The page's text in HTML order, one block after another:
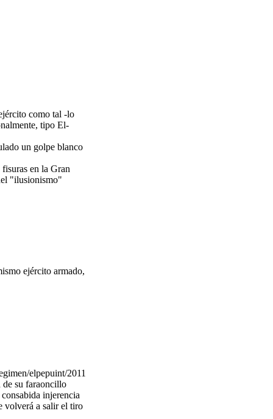
como tal -lo
tipo El-
un golpe blanco
en la Gran
"ilusionismo"
ejército armado,
elpepuint/20110214elpepuint_7/Tes
de su faraoncillo
injerencia
volverá a salir el tiro